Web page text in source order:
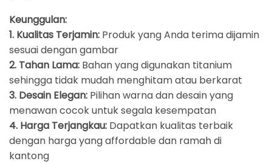
Keunggulan:
1. Kualitas Terjamin: Produk yang Anda terima dijamin
sesuai dengan gambar
2. Tahan Lama: Bahan yang digunakan titanium
sehingga tidak mudah menghitam atau berkarat
3. Desain Elegan: Pilihan warna dan desain yang
menawan cocok untuk segala kesempatan
4. Harga Terjangkau: Dapatkan kualitas terbaik
dengan harga yang affordable dan ramah di
kantong